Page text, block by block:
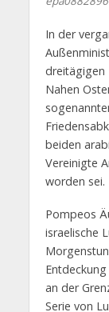
In der
dreitägigen
Nahen
beiden
Vereinigte
worden sei.
Pompeos
israelische
an der
Serie von